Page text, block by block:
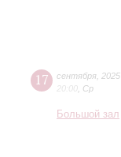
17 сентября 2025
20:00 Ср
Большой зал